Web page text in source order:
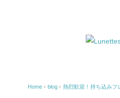
Home › blog › 熱烈歓迎！持ち込みフ